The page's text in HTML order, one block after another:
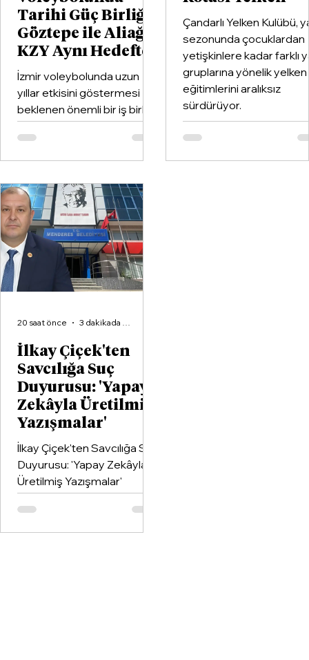
Tarihi Güç Birliği:
Göztepe ile Aliağa
KZY Aynı Hedefte
İzmir voleybolunda uzun
yıllar etkisini göstermesi
beklenen önemli bir iş birliği
hayata geçirildi. Kentin köklü
kulüplerinden Göztepe
Spor Kulübü ile İzmir'in en
organizasyonlarından
Aliağa KZY Spor Kulübü,
voleybol branşında güçlerini
birleştiren kapsamlı bir iş
birliği protokolüne imza attı.
Çandarlı Yelken Kulübü,
sezonunda çocuklardan
yetişkinlere kadar farklı
gruplarına yönelik yelken
eğitimlerini aralıksız
sürdürüyor.
İlkay Çiçek'ten
Savcılığa Suç
Duyurusu: 'Yapay
Zekâyla Üretilmiş
Yazışmalar'
İlkay Çiçek'ten Savcılığa Suç
Duyurusu: 'Yapay Zekâyla
Üretilmiş Yazışmalar'
20 saat önce 3 dakikada okunur